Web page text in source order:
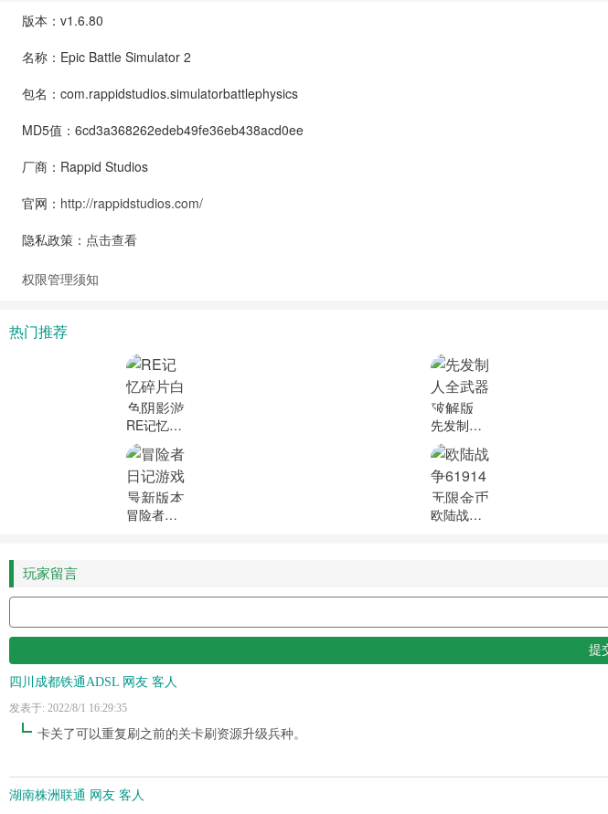
版本：v1.6.80
名称：Epic Battle Simulator 2
包名：com.rappidstudios.simulatorbattlephysics
MD5值：6cd3a368262edeb49fe36eb438acd0ee
厂商：Rappid Studios
官网： http://rappidstudios.com/
隐私政策： 点击查看
权限管理须知
热门推荐
RE记忆碎片白色阴影游戏最新版下载安装 先发制人全武器破解版
冒险者日记游戏最新版本下载安装 欧陆战争61914无限金币无限勋章版
玩家留言
四川成都铁通ADSL 网友 客人
发表于: 2022/8/1 16:29:35
卡关了可以重复刷之前的关卡刷资源升级兵种。
湖南株洲联通 网友 客人